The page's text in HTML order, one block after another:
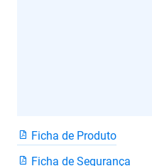
Ficha de Produto
Ficha de Segurança